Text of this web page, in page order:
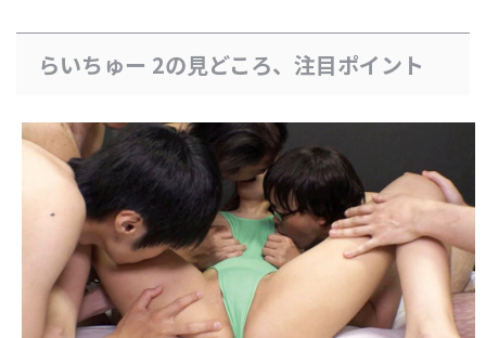
らいちゅー 2の見どころ、注目ポイント